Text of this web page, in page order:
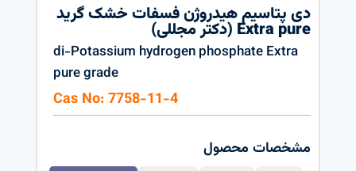
دی پتاسیم هیدروژن فسفات خشک گرید
Extra pure (دکتر مجللی)
di-Potassium hydrogen phosphate Extra
pure grade
Cas No: 7758-11-4
مشخصات محصول